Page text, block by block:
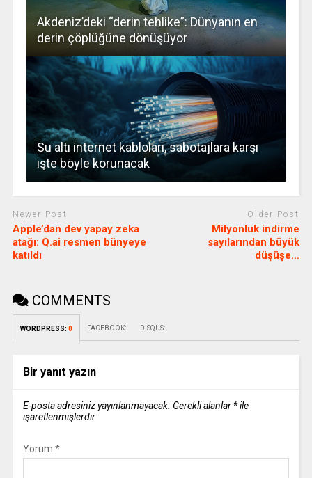
Akdeniz’deki “derin tehlike”: Dünyanın en
derin çöplüğüne dönüşüyor
Su altı internet kabloları, sabotajlara karşı
işte böyle korunacak
Newer Post
Apple’dan dev yapay zeka
atağı: Q.ai resmen bünyeye
katıldı
Older Post
Milyonluk indirme
sayılarından büyük
düşüşe…
COMMENTS
WORDPRESS: 0 FACEBOOK: DISQUS:
Bir yanıt yazın
E-posta adresiniz yayınlanmayacak. Gerekli alanlar *ile
işaretlenmişlerdir
Yorum *